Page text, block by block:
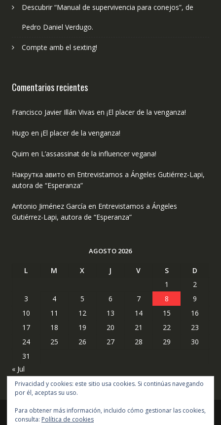
Descubrir “Manual de supervivencia para conejos”, de
Pedro Daniel Verdugo.
Compte amb el sexting!
Comentarios recientes
Francisco Javier Illán Vivas en ¡El placer de la venganza!
Hugo en ¡El placer de la venganza!
Quim en L’assassinat de la influencer vegana!
Накрутка авито en Entrevistamos a Ángeles Gutiérrez-Lapi,
autora de “Esperanza”
Antonio Jiménez García en Entrevistamos a Ángeles
Gutiérrez-Lapi, autora de “Esperanza”
AGOSTO 2026
L M X J V S
D
1
2
3
4 5 6 7 8
9
10
11 12 13 14 15
16
17
18 19 20 21 22
23
24
25 26 27 28 29
30
31
« Jul
Privacidad y cookies: este sitio usa cookies. Si continúas navegando
por él, aceptas su uso.
Para obtener más información, incluido cómo gestionar las cookies,
consulta: Política de cookies